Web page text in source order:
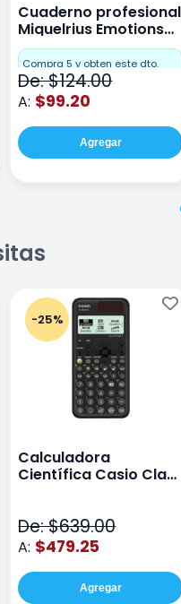
Cuaderno profesional
Miquelrius Emotions
raya 80 hojas Coral
Compra 5 y obten este dto.
De: $124.00
A: $99.20
Agregar
-25%
Calculadora
Científica Casio Class
De: $639.00
A: $479.25
Agregar